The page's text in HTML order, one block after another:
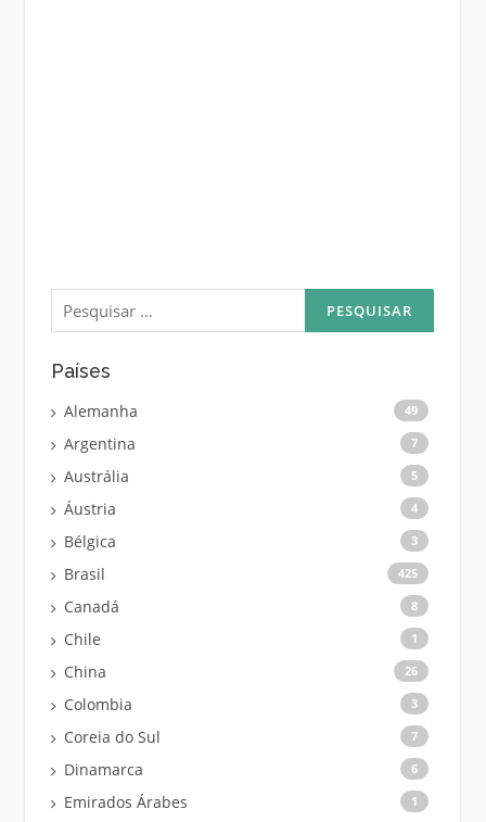
Pesquisar
por:
Países
Alemanha 49
Argentina 7
Austrália 5
Áustria 4
Bélgica 3
Brasil 425
Canadá 8
Chile 1
China 26
Colombia 3
Coreia do Sul 7
Dinamarca 6
Emirados Árabes 1